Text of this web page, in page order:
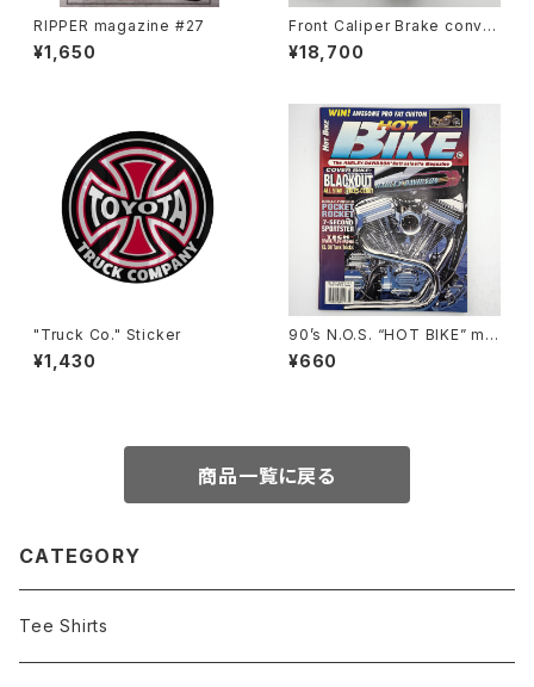
RIPPER magazine #27
¥1,650
Front Caliper Brake conver
sion kit for Schwinn middl
eweight fork #d
¥18,700
"Truck Co." Sticker
¥1,430
90’s N.O.S. “HOT BIKE” ma
gazine #27-07(Jul.’95 issu
e)
¥660
商品一覧に戻る
CATEGORY
Tee Shirts